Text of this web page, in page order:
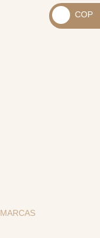
MARCAS
_
USD
_
COP